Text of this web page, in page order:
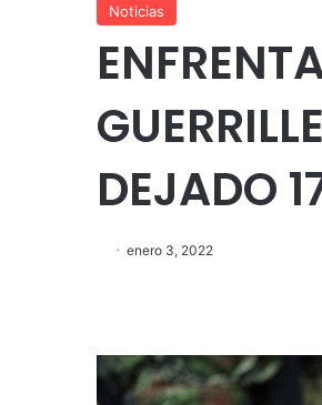
Noticias
DEJADO
enero 3, 2022